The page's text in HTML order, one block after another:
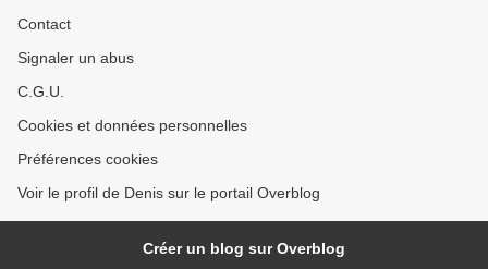
Contact
Signaler un abus
C.G.U.
Cookies et données personnelles
Préférences cookies
Voir le profil de Denis sur le portail Overblog
Créer un blog sur Overblog